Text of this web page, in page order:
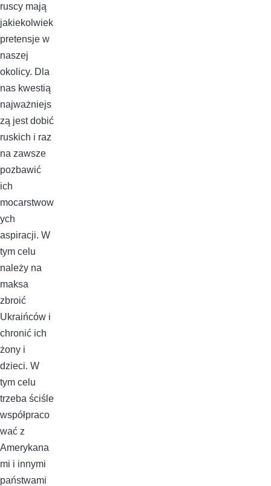
ruscy mają
jakiekolwiek
pretensje w
naszej
okolicy. Dla
nas kwestią
najważniejs
zą jest dobić
ruskich i raz
na zawsze
pozbawić
ich
mocarstwow
ych
aspiracji. W
tym celu
należy na
maksa
zbroić
Ukraińców i
chronić ich
żony i
dzieci. W
tym celu
trzeba ściśle
współpraco
wać z
Amerykana
mi i innymi
państwami